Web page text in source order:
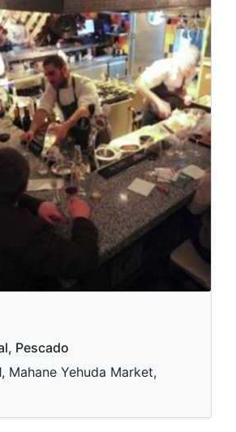
Pescado
Mahane Yehuda Market,